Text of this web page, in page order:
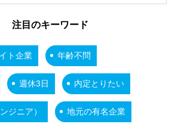
注目のキーワード
ト企業 年齢不問
週休3日 内定とりたい
ジニア） 地元の有名企業